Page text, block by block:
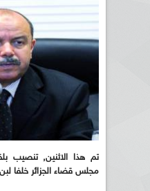
تم هذا الاثنين, تنصيب
مجلس قضاء الجزائر خلفا